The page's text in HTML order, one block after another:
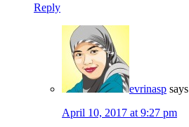
Reply
evrinasp says
April 10, 2017 at 9:27 pm